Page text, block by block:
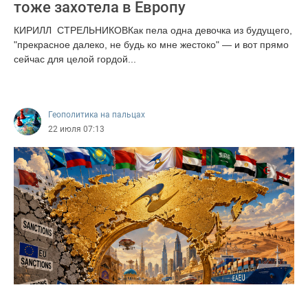
тоже захотела в Европу
КИРИЛЛ СТРЕЛЬНИКОВКак пела одна девочка из будущего,
"прекрасное далеко, не будь ко мне жестоко" — и вот прямо
сейчас для целой гордой...
Геополитика на пальцах
22 июля 07:13